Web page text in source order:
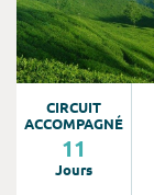
CIRCUIT
ACCOMPAGNÉ
11
Jours